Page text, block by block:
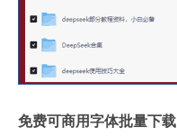
免费可商用字体批量下载